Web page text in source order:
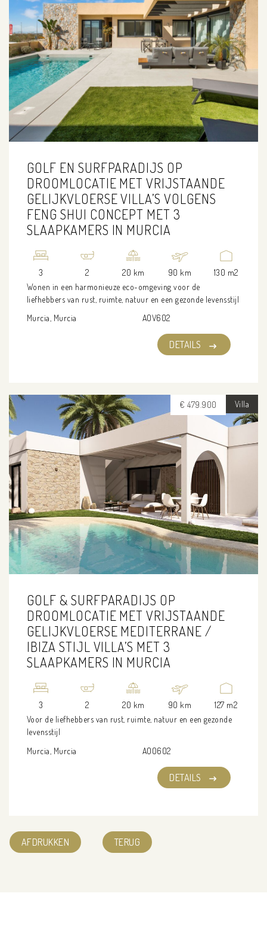
GOLF EN SURFPARADIJS OP
DROOMLOCATIE MET VRIJSTAANDE
GELIJKVLOERSE VILLA’S VOLGENS
FENG SHUI CONCEPT MET 3
SLAAPKAMERS IN MURCIA
3 2 20 km 90 km
130 m2
Wonen in een harmonieuze eco-omgeving voor de
liefhebbers van rust, ruimte, natuur en een gezonde levensstijl
Murcia, Murcia
AOV602
DETAILS
Villa
€ 479.900
GOLF & SURFPARADIJS OP
DROOMLOCATIE MET VRIJSTAANDE
GELIJKVLOERSE MEDITERRANE /
IBIZA STIJL VILLA’S MET 3
SLAAPKAMERS IN MURCIA
3 2 20 km 90 km
127 m2
Voor de liefhebbers van rust, ruimte, natuur en een gezonde
levensstijl
Murcia, Murcia
AOO602
DETAILS
AFDRUKKEN TERUG